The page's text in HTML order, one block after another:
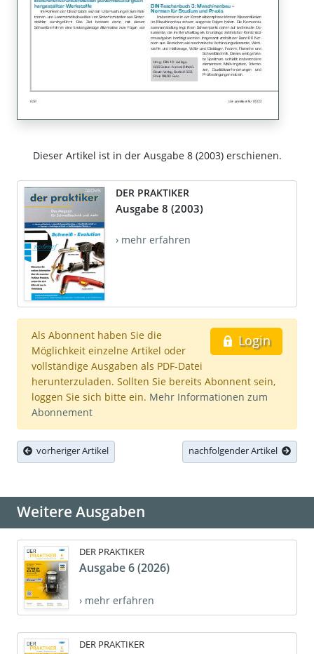
Dieser Artikel ist in der Ausgabe 8 (2003) erschienen.
DER PRAKTIKER
Ausgabe 8 (2003)
› mehr erfahren
Login
Als Abonnent haben Sie die
Möglichkeit einzelne Artikel oder
vollständige Ausgaben als PDF-Datei
herunterzuladen. Sollten Sie bereits Abonnent sein,
loggen Sie sich bitte ein. Mehr Informationen zum
Abonnement
vorheriger Artikel nachfolgender Artikel
Weitere Ausgaben
DER PRAKTIKER
Ausgabe 6 (2026)
› mehr erfahren
DER PRAKTIKER